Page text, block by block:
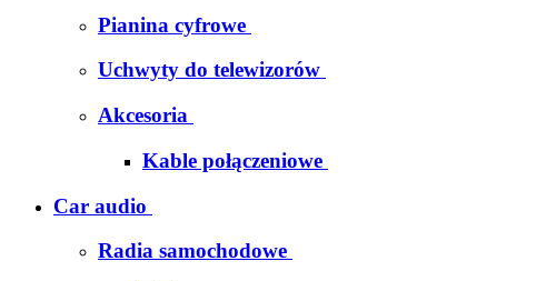
Pianina cyfrowe
Uchwyty do telewizorów
Akcesoria
Kable połączeniowe
Car audio
Radia samochodowe